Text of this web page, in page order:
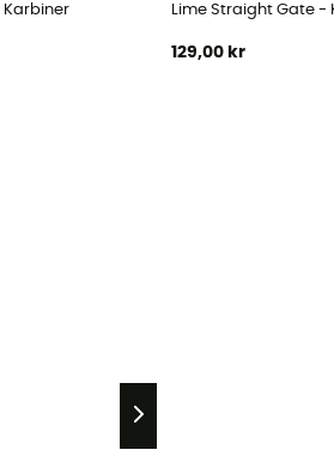
Karbiner Lime Straight Gate -
129,00 kr